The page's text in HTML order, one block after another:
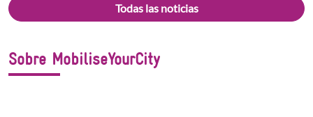
Todas las noticias
Sobre MobiliseYourCity